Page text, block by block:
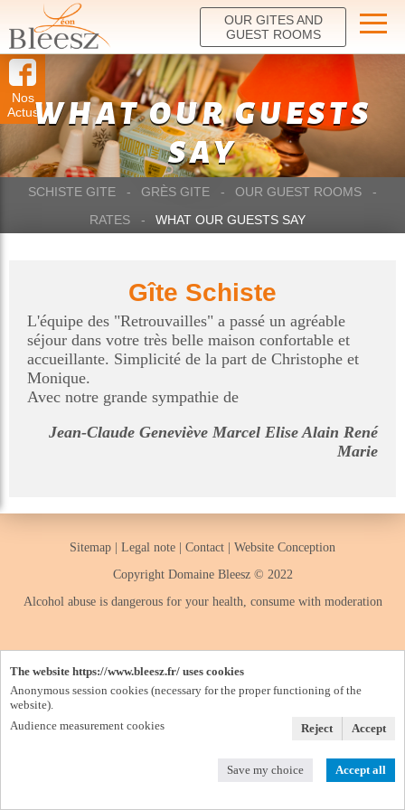
OUR GITES AND
GUEST ROOMS
Nos
ActusWHAT OUR GUESTS
SAY
SCHISTE GITE GRÈS GITE
OUR GUEST ROOMS
RATES
WHAT OUR GUESTS SAY
Gîte Schiste
L'équipe des "Retrouvailles" a passé un agréable
séjour dans votre très belle maison confortable et
accueillante. Simplicité de la part de Christophe et
Monique.
Avec notre grande sympathie de
Jean-Claude Geneviève Marcel Elise Alain René
Marie
Sitemap Legal note Contact
Website Conception
Copyright Domaine Bleesz © 2022
Alcohol abuse is dangerous for your health, consume with moderation
The website https://www.bleesz.fr/ uses cookies
Anonymous session cookies (necessary for the proper functioning of the
website).
Audience measurement cookies
Reject Accept
Save my choice Accept all